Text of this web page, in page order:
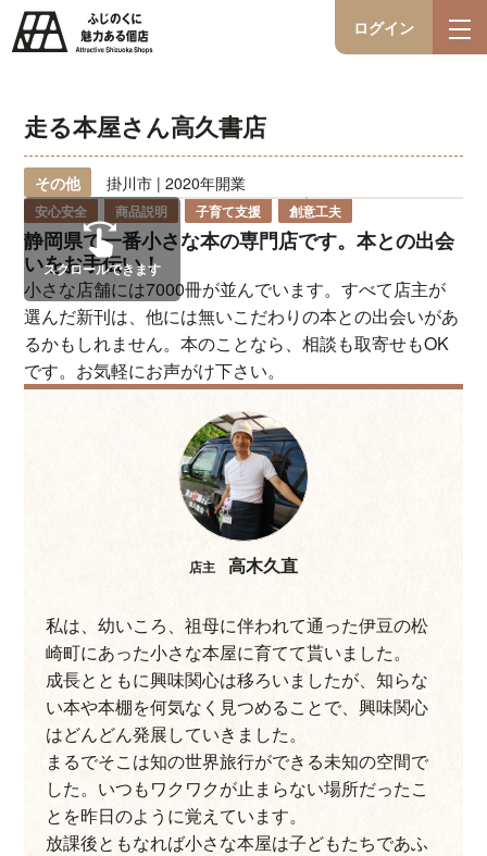
ログイン
走る本屋さん高久書店
その他 掛川市 | 2020年開業
スクロールできます
安心安全 商品説明 子育て支援 創意工夫
静岡県で一番小さな本の専門店です。本との出会
いをお手伝い！
小さな店舗には7000冊が並んでいます。すべて店主が
選んだ新刊は、他には無いこだわりの本との出会いがあ
るかもしれません。本のことなら、相談も取寄せもOK
です。お気軽にお声がけ下さい。
店主 高木久直
私は、幼いころ、祖母に伴われて通った伊豆の松
崎町にあった小さな本屋に育てて貰いました。
成長とともに興味関心は移ろいましたが、知らな
い本や本棚を何気なく見つめることで、興味関心
はどんどん発展していきました。
まるでそこは知の世界旅行ができる未知の空間で
した。いつもワクワクが止まらない場所だったこ
とを昨日のように覚えています。
放課後ともなれば小さな本屋は子どもたちであふ